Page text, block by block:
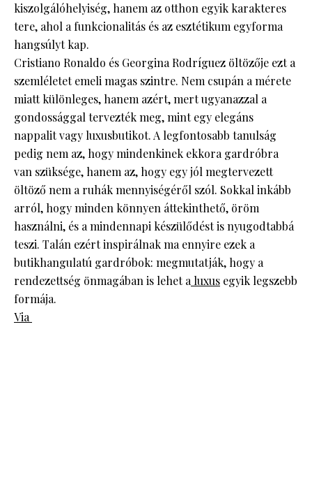
kiszolgálóhelyiség, hanem az otthon egyik karakteres
tere, ahol a funkcionalitás és az esztétikum egyforma
hangsúlyt kap.
Cristiano Ronaldo és Georgina Rodríguez öltözője ezt a
szemléletet emeli magas szintre. Nem csupán a mérete
miatt különleges, hanem azért, mert ugyanazzal a
gondossággal tervezték meg, mint egy elegáns
nappalit vagy luxusbutikot. A legfontosabb tanulság
pedig nem az, hogy mindenkinek ekkora gardróbra
van szüksége, hanem az, hogy egy jól megtervezett
öltöző nem a ruhák mennyiségéről szól. Sokkal inkább
arról, hogy minden könnyen áttekinthető, öröm
használni, és a mindennapi készülődést is nyugodtabbá
teszi. Talán ezért inspirálnak ma ennyire ezek a
butikhangulatú gardróbok: megmutatják, hogy a
rendezettség önmagában is lehet a luxus egyik legszebb
formája.
Via